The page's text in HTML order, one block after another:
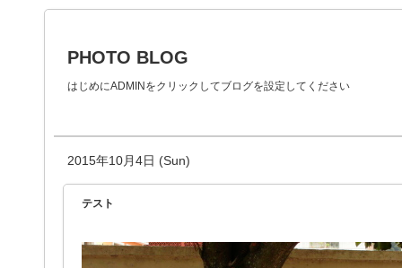
PHOTO BLOG
はじめにADMINをクリックしてブログを設定してください
2015年10月4日 (Sun)
テスト